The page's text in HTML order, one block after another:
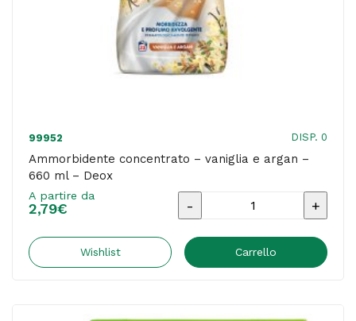
99952 DISP. 0
Ammorbidente concentrato – vaniglia e argan –
660 ml – Deox
A partire da
2,79€
Ammorbidente
-
Wishlist Carrello